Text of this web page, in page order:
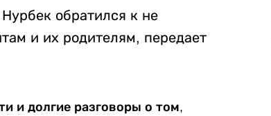
обратился к не
и их родителям, передает
и долгие разговоры о том,